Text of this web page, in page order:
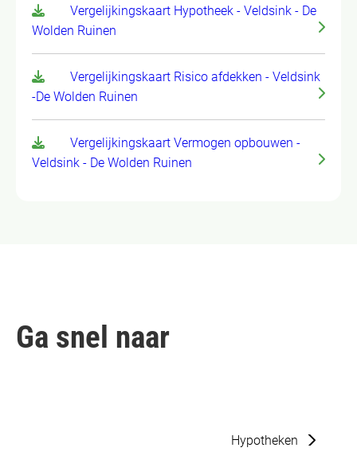
Vergelijkingskaart Hypotheek - Veldsink - De
Wolden Ruinen
Vergelijkingskaart Risico afdekken - Veldsink
-De Wolden Ruinen
Vergelijkingskaart Vermogen opbouwen -
Veldsink - De Wolden Ruinen
Ga snel naar
Hypotheken